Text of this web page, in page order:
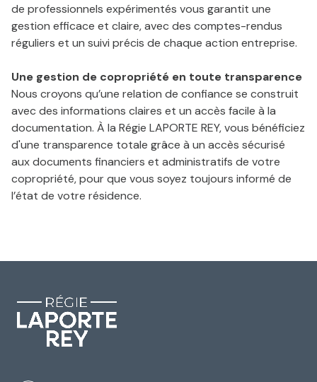
de professionnels expérimentés vous garantit une
gestion efficace et claire, avec des comptes-rendus
réguliers et un suivi précis de chaque action entreprise.
Une gestion de copropriété en toute transparence
Nous croyons qu’une relation de confiance se construit
avec des informations claires et un accès facile à la
documentation. À la Régie LAPORTE REY, vous bénéficiez
d'une transparence totale grâce à un accès sécurisé
aux documents financiers et administratifs de votre
copropriété, pour que vous soyez toujours informé de
l’état de votre résidence.